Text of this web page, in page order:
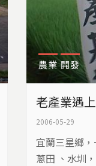
農業 開發
老產業遇
2006-05-29
宜蘭三星鄉
蔥田 、水圳